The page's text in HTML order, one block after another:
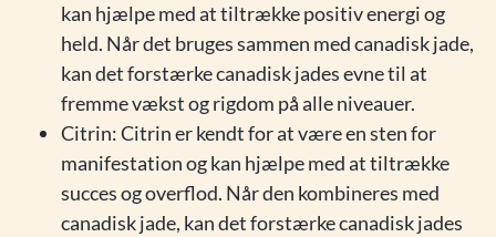
kan hjælpe med at tiltrække positiv energi og
held. Når det bruges sammen med canadisk jade,
kan det forstærke canadisk jades evne til at
fremme vækst og rigdom på alle niveauer.
Citrin: Citrin er kendt for at være en sten for
manifestation og kan hjælpe med at tiltrække
succes og overflod. Når den kombineres med
canadisk jade, kan det forstærke canadisk jades